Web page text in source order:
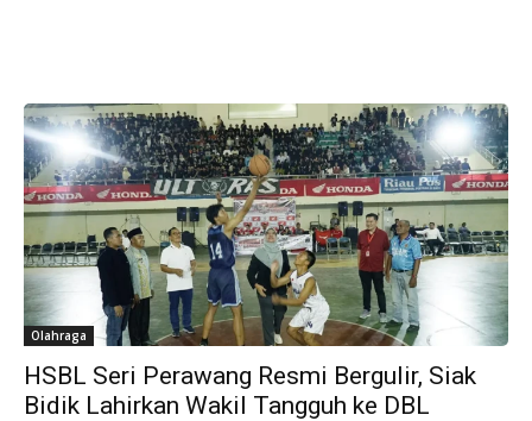
Olahraga
HSBL Seri Perawang Resmi Bergulir, Siak
Bidik Lahirkan Wakil Tangguh ke DBL